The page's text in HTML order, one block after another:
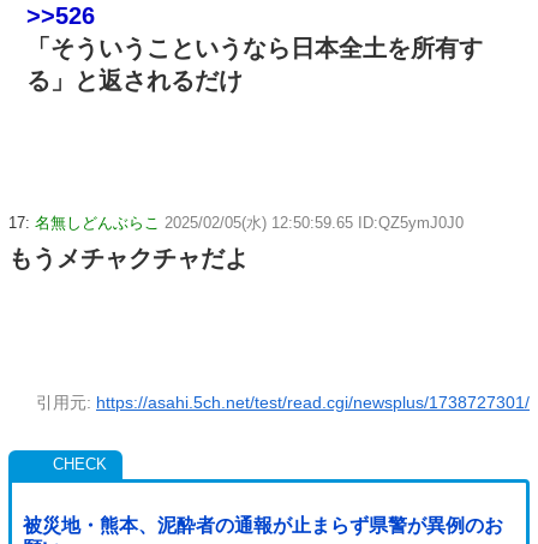
>>526
「そういうこというなら日本全土を所有す
る」と返されるだけ
17: 名無しどんぶらこ 2025/02/05(水) 12:50:59.65 ID:QZ5ymJ0J0
もうメチャクチャだよ
引用元: https://asahi.5ch.net/test/read.cgi/newsplus/1738727301/
被災地・熊本、泥酔者の通報が止まらず県警が異例のお